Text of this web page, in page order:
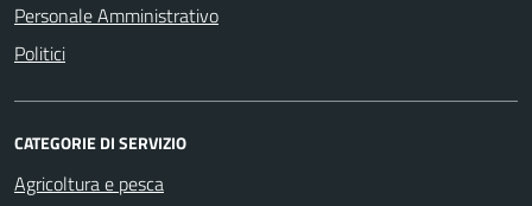
Personale Amministrativo
Politici
CATEGORIE DI SERVIZIO
Agricoltura e pesca